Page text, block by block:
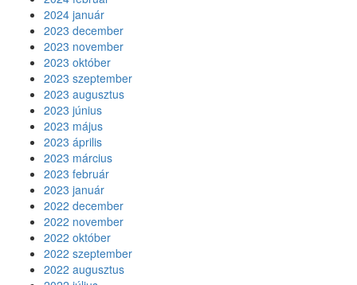
2024 január
2023 december
2023 november
2023 október
2023 szeptember
2023 augusztus
2023 június
2023 május
2023 április
2023 március
2023 február
2023 január
2022 december
2022 november
2022 október
2022 szeptember
2022 augusztus